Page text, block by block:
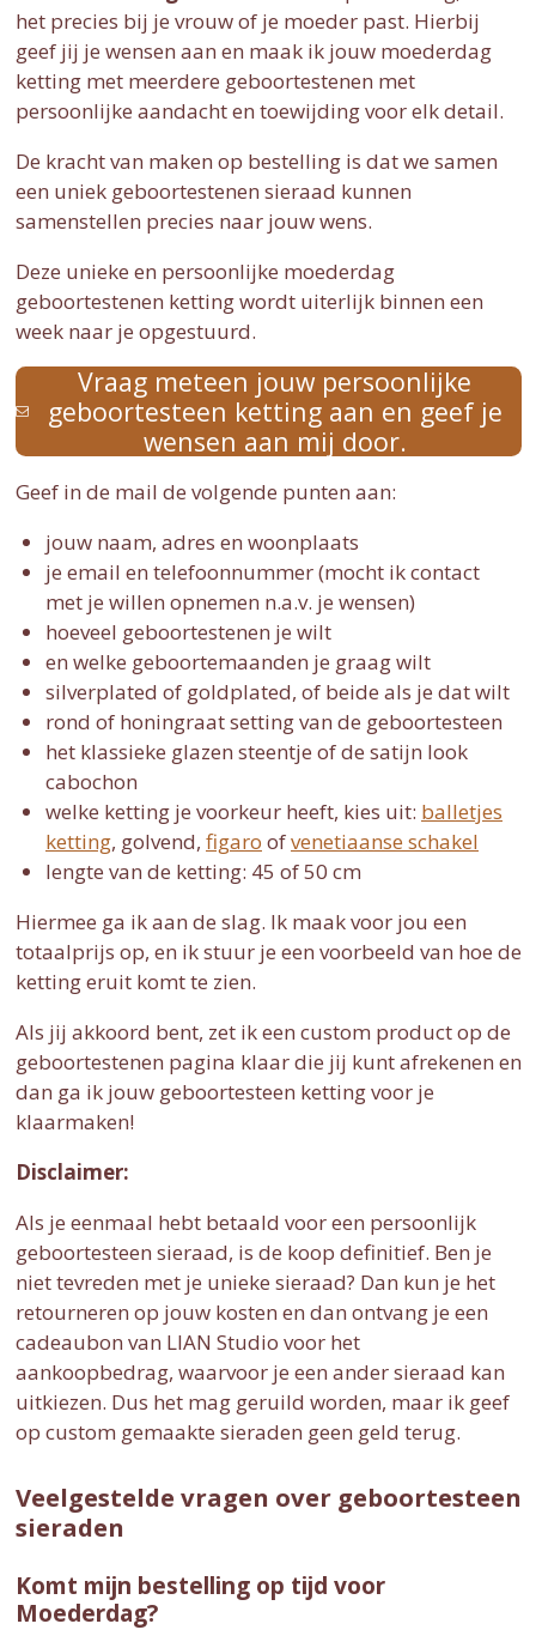
het precies bij je vrouw of je moeder past. Hierbij
geef jij je wensen aan en maak ik jouw moederdag
ketting met meerdere geboortestenen met
persoonlijke aandacht en toewijding voor elk detail.
De kracht van maken op bestelling is dat we samen
een uniek geboortestenen sieraad kunnen
samenstellen precies naar jouw wens.
Deze unieke en persoonlijke moederdag
geboortestenen ketting wordt uiterlijk binnen een
week naar je opgestuurd.
Vraag meteen jouw persoonlijke
geboortesteen ketting aan en geef je
wensen aan mij door.
Geef in de mail de volgende punten aan:
jouw naam, adres en woonplaats
je email en telefoonnummer (mocht ik contact
met je willen opnemen n.a.v. je wensen)
hoeveel geboortestenen je wilt
en welke geboortemaanden je graag wilt
silverplated of goldplated, of beide als je dat wilt
rond of honingraat setting van de geboortesteen
het klassieke glazen steentje of de satijn look
cabochon
welke ketting je voorkeur heeft, kies uit: balletjes
ketting, golvend, figaro ofvenetiaanse schakel
lengte van de ketting: 45 of 50 cm
Hiermee ga ik aan de slag. Ik maak voor jou een
totaalprijs op, en ik stuur je een voorbeeld van hoe de
ketting eruit komt te zien.
Als jij akkoord bent, zet ik een custom product op de
geboortestenen pagina klaar die jij kunt afrekenen en
dan ga ik jouw geboortesteen ketting voor je
klaarmaken!
Disclaimer:
Als je eenmaal hebt betaald voor een persoonlijk
geboortesteen sieraad, is de koop definitief. Ben je
niet tevreden met je unieke sieraad? Dan kun je het
retourneren op jouw kosten en dan ontvang je een
cadeaubon van LIAN Studio voor het
aankoopbedrag, waarvoor je een ander sieraad kan
uitkiezen. Dus het mag geruild worden, maar ik geef
op custom gemaakte sieraden geen geld terug.
Veelgestelde vragen over geboortesteen
sieraden
Komt mijn bestelling op tijd voor
Moederdag?